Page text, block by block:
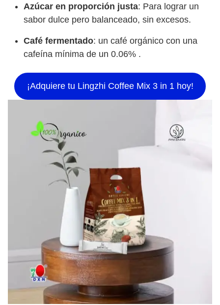
Azúcar en proporción justa: Para lograr un
sabor dulce pero balanceado, sin excesos.
Café fermentado: un café orgánico con una
cafeína mínima de un 0.06% .
¡Adquiere tu Lingzhi Coffee Mix 3 in 1 hoy!